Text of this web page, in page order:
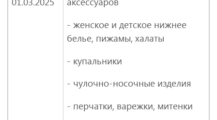
- женское и детское нижнее
белье, пижамы, халаты
- купальники
- чулочно-носочные изделия
- перчатки, варежки, митенки